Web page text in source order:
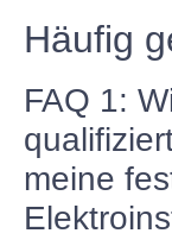
Häufig
FAQ 1:
meine